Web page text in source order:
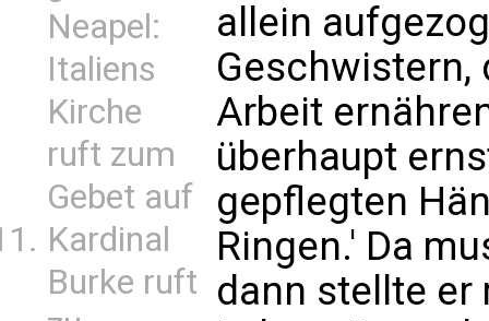
Neapel:
Italiens
Kirche
ruft zum
Gebet auf
Kardinal
Burke ruft
allein
Geschwistern,
Arbeit
überhaupt
gepflegten
Ringen.' Da
dann stellte er